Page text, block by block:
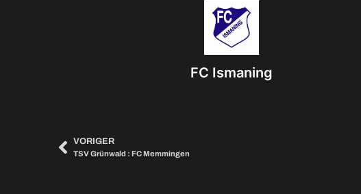
FC Ismaning
VORIGER
TSV Grünwald : FC Memmingen